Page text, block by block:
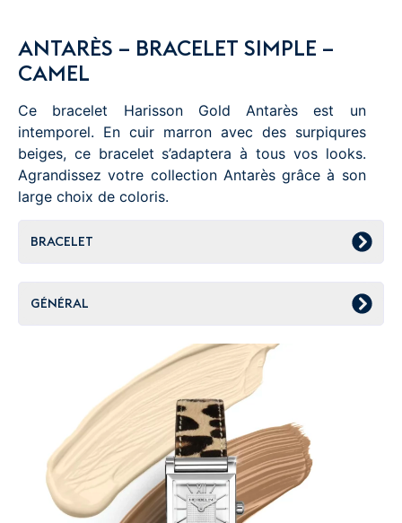
ANTARÈS – BRACELET SIMPLE –
CAMEL
Ce bracelet Harisson Gold Antarès est un
intemporel. En cuir marron avec des surpiqures
beiges, ce bracelet s’adaptera à tous vos looks.
Agrandissez votre collection Antarès grâce à son
large choix de coloris.
BRACELET
GÉNÉRAL